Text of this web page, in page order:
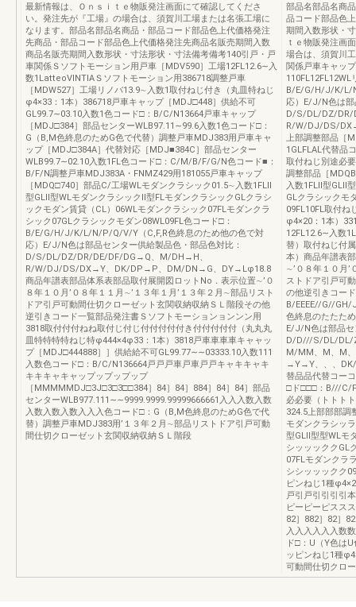
最新情報は、Ｏｎｓｉｔｅ物販発注画面にて確認してくださ
い。発注先が『工場』の場合は、須賀川工場または名張工場に
なります。部品名部品名商品・部品コード部品色上代価格発注
先商品・部品コード部品色上代価格発注先商品名販売期間入数
商品名販売期間入数形状・寸法形状・寸法備考備考140引戸・戸
車関係Ｓソフトモーション用戸車［MDV590］工場12FL12.6∼入
数1LatteoVINTIAＳソフトモーション用386718調整戸車
［MDW527］工場リノバ13.9∼入数1取付ねじ付き（丸皿特ねじ
φ4×33：1本）386718戸車キャップ［MDJ□448］供給不可
GL99.7∼03.10入数1色コード□：B/C/N13664戸車キャップ
［MDJ□384］部品センターWLB97.11∼99.6入数1色コード□：
G（B,M色終息のためG色で代替）調整戸車MDJ383用戸車キャ
ップ［MDJ□384A］代替対応［MDJ■384C］部品センター
WLB99.7∼02.10入数1FL色コード□：C/M/B/F/G/N色コード■：
B/F/N調整戸車MDJ383A・FNMZ429用181055戸車キャップ
［MDQ□740］部品C/工場WLモダンクラシック01.5∼入数1FLⅡ
型GLⅡ型WLモダンクラシックⅡ型FLモダンクラシックGLクラシ
ックモダン賃貸（CL）06WLモダンクラシック07FLモダンクラ
シック07GLクラシックモダン08WL09FL色コード□：
B/E/G/H/J/K/L/N/P/Q/V/Y（C,F,R色終息のため他の色で対
応）E/J/N色は部品センター供給製品色・部品色対比：
D/S/DL/DZ/DR/DE/DF/DG→Q、M/DH→H、
R/W/DJ/DS/DX→Y、DK/DP→P、DM/DN→G、DY→Lφ18.8
商品年譜表部品体系表部品取付展開図ロットNo．表示位置∼’０
８年１０月’０８年１１月∼’１３年１月’１３年２月∼部品リスト
ドア引戸可動間仕切クローゼット玄関収納収納ＳＬ階段その他
逆引きコード一覧部品発注書Ｓソフトモーションョンンン用
3818取付付付ねね取付じ付じ付付付付付き付付付付付（丸丸丸
皿特特特特ねじ特φ444×4φ33：1本）3818戸車車車車キャャッ
プ［MDJ□444888］］供給給不可GL99.77∼∼03333.10入数111
入数色コード□：B/C/N136664戸戸戸車戸車戸戸キャキキャキ
キキキャキャップップップップ
［MMMMMDJ□3J□3□3□□384］84］84］884］84］84］部品
センターWLB977.111∼∼9999.9999.99999666661入入入数入数
入数入数入数入入入色コード□：G（B,M色終息のためG色で代
替）調整戸車MDJ383用’１３年２月∼部品リストドア引戸可動
間仕切クローゼット玄関収納収納ＳＬ階段
部品名部品名商
品コード部品色
期間入数形状・
ｔｅ物販発注画
場合は、須賀川
関係戸車キャッ
B/E/G/H/J/K/L/
応）E/J/N色は部
D/S/DL/DZ/
R/W/DJ/DS/
上部調整部品［
1GLFLAL代替品
取付ねじ別途必
調整部品［
入数1FLⅡ型GLⅡ
GLクラシックモ
09FL10FL取付ね
φ4×20：1本）
12FL12.6∼入数
替）取付ねじ付
本）商品年譜表
∼’０８年１０月’
ストドア引戸可
の他逆引きコー
B/EEEE//G//
色終息のたたた
E/J/N色は部品セ
D/D///S/DL/DL/
M/MM、M、M
→Y→Y、、、
替品品代替コー
□ド□□□：B///C/
必必要（トトト
324.5上部部部調
モダンクラシッ
型GLⅡ型型WLモ
シッッッククGL
07FLモダンクラ
シシッッックク
ピンねじ1種
戸引戸引引引引
ピーピーピスス
82］882］82］
入入入入入入数
ド□：U（Y色は
ッピンねじ1種
可動間仕切クロ